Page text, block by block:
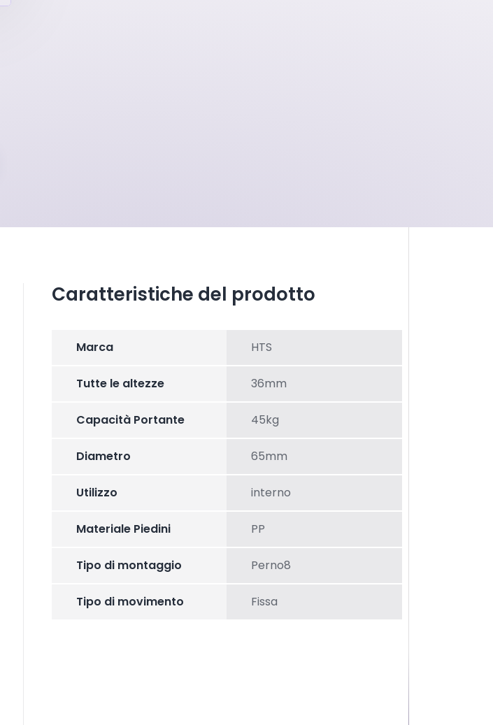
Caratteristiche del prodotto
Marca HTS
Tutte le altezze 36mm
Capacità Portante 45kg
Diametro 65mm
Utilizzo interno
Materiale Piedini PP
Tipo di montaggio Perno8
Tipo di movimento Fissa